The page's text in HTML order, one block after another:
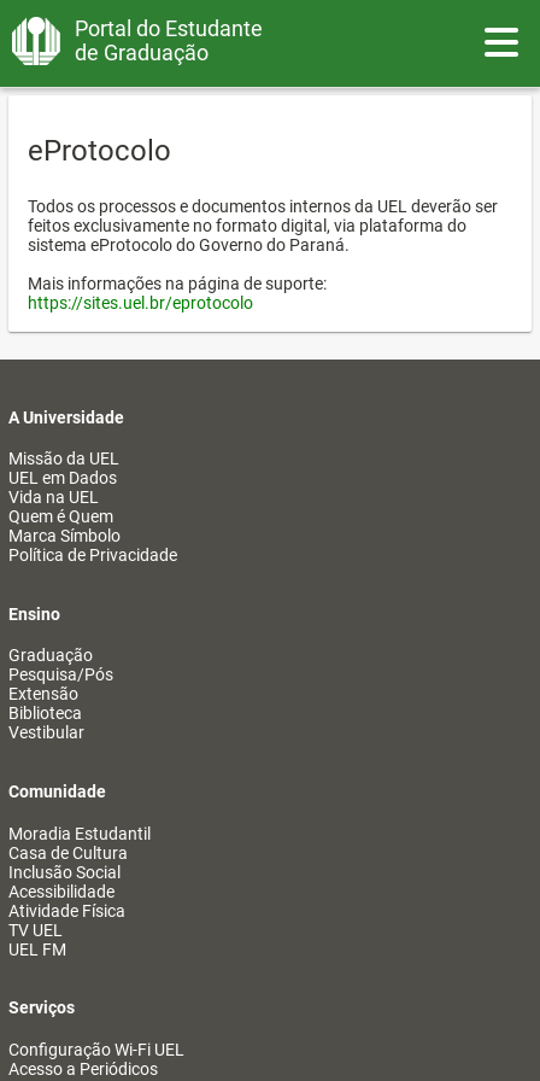
Portal do Estudante
de Graduação
eProtocolo
Todos os processos e documentos internos da UEL deverão ser
feitos exclusivamente no formato digital, via plataforma do
sistema eProtocolo do Governo do Paraná.
Mais informações na página de suporte:
https://sites.uel.br/eprotocolo
A Universidade
Missão da UEL
UEL em Dados
Vida na UEL
Quem é Quem
Marca Símbolo
Política de Privacidade
Ensino
Graduação
Pesquisa/Pós
Extensão
Biblioteca
Vestibular
Comunidade
Moradia Estudantil
Casa de Cultura
Inclusão Social
Acessibilidade
Atividade Física
TV UEL
UEL FM
Serviços
Configuração Wi-Fi UEL
Acesso a Periódicos